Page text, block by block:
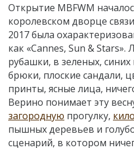
Открытие MBFWM
королевском дворце
2017 была
как «Cannes, Sun & Stars».
рубашки, в зеленых,
брюки, плоские сандали,
принты, ясные лица,
Верино понимает эту
загородную прогулку,
пышных деревьев и
сценарий, в котором